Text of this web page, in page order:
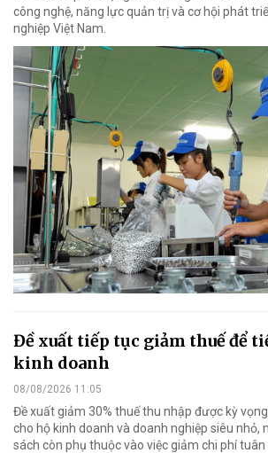
công nghệ, năng lực quản trị và cơ hội phát
nghiệp Việt Nam.
Đề xuất tiếp tục giảm thuế để
kinh doanh
08/08/2026 11:05
Đề xuất giảm 30% thuế thu nhập được kỳ
cho hộ kinh doanh và doanh nghiệp siêu nhỏ,
sách còn phụ thuộc vào việc giảm chi phí tuân